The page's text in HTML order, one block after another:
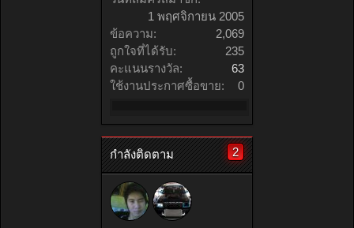
1 พฤศจิกายน 2005
ข้อความ:
2,069
ถูกใจที่ได้รับ:
235
คะแนนรางวัล:
63
ใช้งานประกาศซื้อขาย:
0
กำลังติดตาม 2